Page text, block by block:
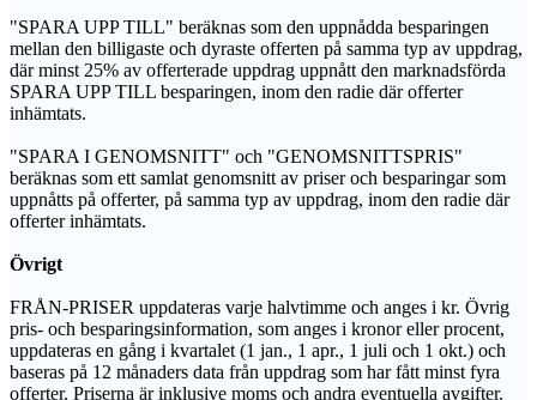
"SPARA UPP TILL" beräknas som den uppnådda besparingen
mellan den billigaste och dyraste offerten på samma typ av uppdrag,
där minst 25% av offerterade uppdrag uppnått den marknadsförda
SPARA UPP TILL besparingen, inom den radie där offerter
inhämtats.
"SPARA I GENOMSNITT" och "GENOMSNITTSPRIS"
beräknas som ett samlat genomsnitt av priser och besparingar som
uppnåtts på offerter, på samma typ av uppdrag, inom den radie där
offerter inhämtats.
Övrigt
FRÅN-PRISER uppdateras varje halvtimme och anges i kr. Övrig
pris- och besparingsinformation, som anges i kronor eller procent,
uppdateras en gång i kvartalet (1 jan., 1 apr., 1 juli och 1 okt.) och
baseras på 12 månaders data från uppdrag som har fått minst fyra
offerter. Priserna är inklusive moms och andra eventuella avgifter.